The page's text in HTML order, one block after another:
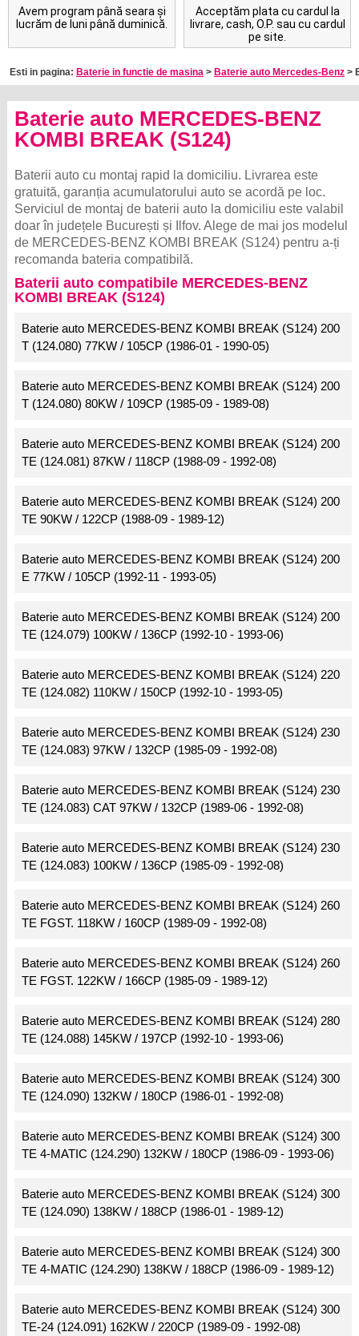
Avem program până seara și
lucrăm de luni până duminică.
Acceptăm plata cu cardul la
livrare, cash, O.P. sau cu cardul
pe site.
Esti in pagina: Baterie in functie de masina > Baterie auto Mercedes-Benz >
Baterie auto MERCEDES-BENZ
KOMBI BREAK (S124)
Baterii auto cu montaj rapid la domiciliu. Livrarea este
gratuită, garanția acumulatorului auto se acordă pe loc.
Serviciul de montaj de baterii auto la domiciliu este valabil
doar în județele București și Ilfov. Alege de mai jos modelul
de MERCEDES-BENZ KOMBI BREAK (S124) pentru a-ți
recomanda bateria compatibilă.
Baterii auto compatibile MERCEDES-BENZ
KOMBI BREAK (S124)
Baterie auto MERCEDES-BENZ KOMBI BREAK (S124) 200
T (124.080) 77KW / 105CP (1986-01 - 1990-05)
Baterie auto MERCEDES-BENZ KOMBI BREAK (S124) 200
T (124.080) 80KW / 109CP (1985-09 - 1989-08)
Baterie auto MERCEDES-BENZ KOMBI BREAK (S124) 200
TE (124.081) 87KW / 118CP (1988-09 - 1992-08)
Baterie auto MERCEDES-BENZ KOMBI BREAK (S124) 200
TE 90KW / 122CP (1988-09 - 1989-12)
Baterie auto MERCEDES-BENZ KOMBI BREAK (S124) 200
E 77KW / 105CP (1992-11 - 1993-05)
Baterie auto MERCEDES-BENZ KOMBI BREAK (S124) 200
TE (124.079) 100KW / 136CP (1992-10 - 1993-06)
Baterie auto MERCEDES-BENZ KOMBI BREAK (S124) 220
TE (124.082) 110KW / 150CP (1992-10 - 1993-05)
Baterie auto MERCEDES-BENZ KOMBI BREAK (S124) 230
TE (124.083) 97KW / 132CP (1985-09 - 1992-08)
Baterie auto MERCEDES-BENZ KOMBI BREAK (S124) 230
TE (124.083) CAT 97KW / 132CP (1989-06 - 1992-08)
Baterie auto MERCEDES-BENZ KOMBI BREAK (S124) 230
TE (124.083) 100KW / 136CP (1985-09 - 1992-08)
Baterie auto MERCEDES-BENZ KOMBI BREAK (S124) 260
TE FGST. 118KW / 160CP (1989-09 - 1992-08)
Baterie auto MERCEDES-BENZ KOMBI BREAK (S124) 260
TE FGST. 122KW / 166CP (1985-09 - 1989-12)
Baterie auto MERCEDES-BENZ KOMBI BREAK (S124) 280
TE (124.088) 145KW / 197CP (1992-10 - 1993-06)
Baterie auto MERCEDES-BENZ KOMBI BREAK (S124) 300
TE (124.090) 132KW / 180CP (1986-01 - 1992-08)
Baterie auto MERCEDES-BENZ KOMBI BREAK (S124) 300
TE 4-MATIC (124.290) 132KW / 180CP (1986-09 - 1993-06)
Baterie auto MERCEDES-BENZ KOMBI BREAK (S124) 300
TE (124.090) 138KW / 188CP (1986-01 - 1989-12)
Baterie auto MERCEDES-BENZ KOMBI BREAK (S124) 300
TE 4-MATIC (124.290) 138KW / 188CP (1986-09 - 1989-12)
Baterie auto MERCEDES-BENZ KOMBI BREAK (S124) 300
TE-24 (124.091) 162KW / 220CP (1989-09 - 1992-08)